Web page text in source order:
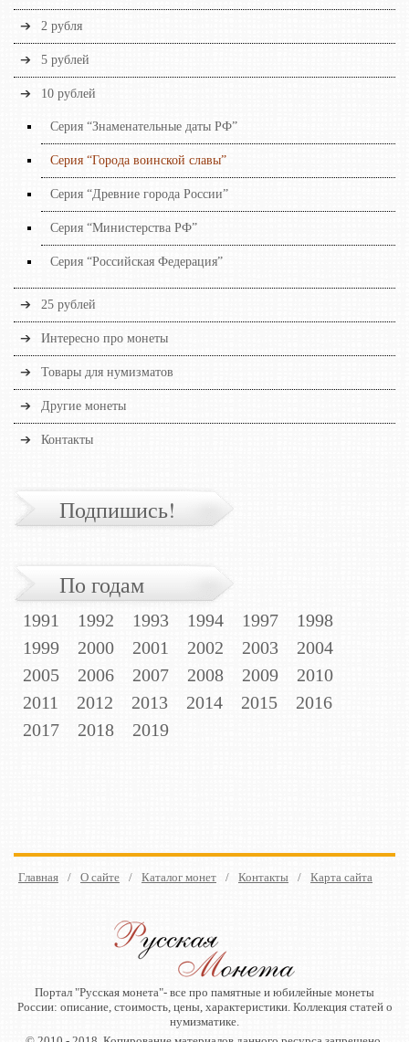
2 рубля
5 рублей
10 рублей
Серия “Знаменательные даты РФ”
Серия “Города воинской славы”
Серия “Древние города России”
Серия “Министерства РФ”
Серия “Российская Федерация”
25 рублей
Интересно про монеты
Товары для нумизматов
Другие монеты
Контакты
Подпишись!
По годам
1991 1992 1993 1994 1997
1998
1999
2000 2001 2002 2003
2004
2005
2006 2007 2008 2009
2010
2011
2012 2013 2014 2015
2016
2017
2018 2019
Главная / О сайте / Каталог монет / Контакты / Карта сайта
Портал "Русская монета"- все про памятные и юбилейные монеты
России: описание, стоимость, цены, характеристики. Коллекция статей о
нумизматике.